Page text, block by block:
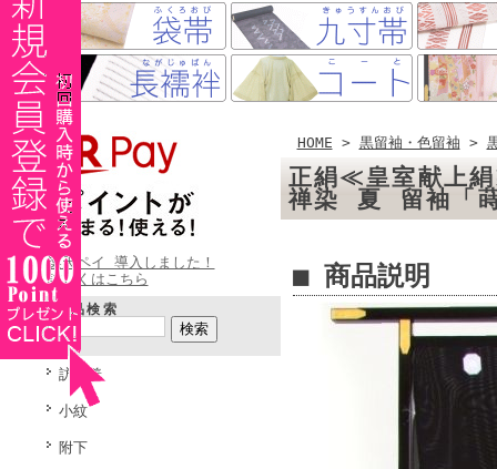
楽天ペイ 導入しました！
詳しくはこちら
商品検索
訪問着
小紋
附下
HOME > 黒留袖・色留袖 >
正絹≪皇室献上
禅染 夏 留袖「
■ 商品説明